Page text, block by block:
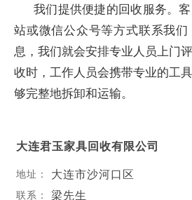
我们提供便捷的回收服务。
站或微信公众号等方式联系我
息，我们就会安排专业人员上门
收时，工作人员会携带专业的工
够完整地拆卸和运输。
大连君玉家具回收有限公司
地址： 大连市沙河口区
联系： 梁先生